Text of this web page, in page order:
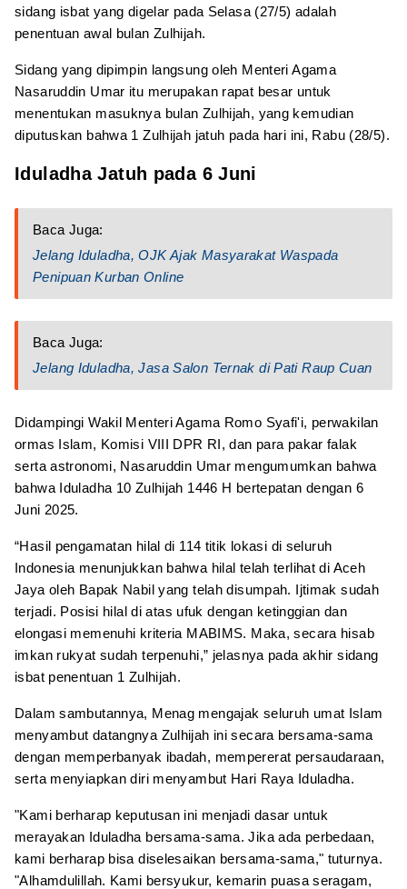
sidang isbat yang digelar pada Selasa (27/5) adalah
penentuan awal bulan Zulhijah.
Sidang yang dipimpin langsung oleh Menteri Agama
Nasaruddin Umar itu merupakan rapat besar untuk
menentukan masuknya bulan Zulhijah, yang kemudian
diputuskan bahwa 1 Zulhijah jatuh pada hari ini, Rabu (28/5).
Iduladha Jatuh pada 6 Juni
Baca Juga:
Jelang Iduladha, OJK Ajak Masyarakat Waspada
Penipuan Kurban Online
Baca Juga:
Jelang Iduladha, Jasa Salon Ternak di Pati Raup Cuan
Didampingi Wakil Menteri Agama Romo Syafi'i, perwakilan
ormas Islam, Komisi VIII DPR RI, dan para pakar falak
serta astronomi, Nasaruddin Umar mengumumkan bahwa
bahwa Iduladha 10 Zulhijah 1446 H bertepatan dengan 6
Juni 2025.
“Hasil pengamatan hilal di 114 titik lokasi di seluruh
Indonesia menunjukkan bahwa hilal telah terlihat di Aceh
Jaya oleh Bapak Nabil yang telah disumpah. Ijtimak sudah
terjadi. Posisi hilal di atas ufuk dengan ketinggian dan
elongasi memenuhi kriteria MABIMS. Maka, secara hisab
imkan rukyat sudah terpenuhi,” jelasnya pada akhir sidang
isbat penentuan 1 Zulhijah.
Dalam sambutannya, Menag mengajak seluruh umat Islam
menyambut datangnya Zulhijah ini secara bersama-sama
dengan memperbanyak ibadah, mempererat persaudaraan,
serta menyiapkan diri menyambut Hari Raya Iduladha.
"Kami berharap keputusan ini menjadi dasar untuk
merayakan Iduladha bersama-sama. Jika ada perbedaan,
kami berharap bisa diselesaikan bersama-sama," tuturnya.
"Alhamdulillah. Kami bersyukur, kemarin puasa seragam,